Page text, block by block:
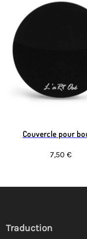
Couvercle pour
7,50 €
Traduction